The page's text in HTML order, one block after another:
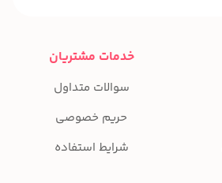
خدمات مشتریان
سوالات متداول
حریم خصوصی
شرایط استفاده